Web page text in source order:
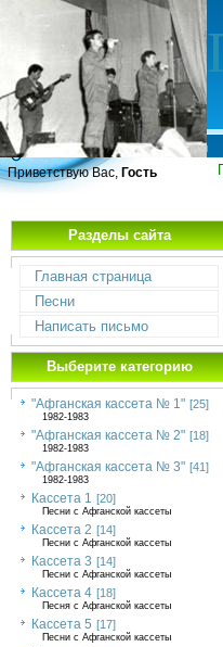
Приветствую Вас, Гость
Разделы сайта
Главная страница
Песни
Написать письмо
Выберите категорию
"Афганская кассета № 1" [25]
1982-1983
"Афганская кассета № 2" [18]
1982-1983
"Афганская кассета № 3" [41]
1982-1983
Кассета 1 [20]
Песни с Афганской кассеты
Кассета 2 [14]
Песни с Афганской кассеты
Кассета 3 [14]
Песни с Афганской кассеты
Кассета 4 [18]
Песня с Афганской кассеты
Кассета 5 [17]
Песни с Афганской кассеты